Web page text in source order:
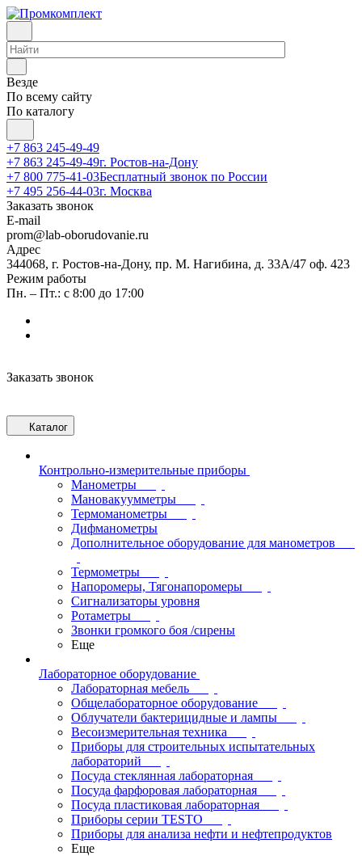
Везде
По всему сайту
По каталогу
+7 863 245-49-49
+7 863 245-49-49г. Ростов-на-Дону
+7 800 775-41-03Бесплатный звонок по России
+7 495 256-44-03г. Москва
Заказать звонок
E-mail
prom@lab-oborudovanie.ru
Адрес
344068, г. Ростов-на-Дону, пр. М. Нагибина, д. 33А/47 оф. 423
Режим работы
Пн. – Пт.: с 8:00 до 17:00
Заказать звонок
Каталог
Контрольно-измерительные приборы
Манометры
Мановакуумметры
Термоманометры
Дифманометры
Дополнительное оборудование для манометров
Термометры
Напоромеры, Тягонапоромеры
Сигнализаторы уровня
Ротаметры
Звонки громкого боя /сирены
Еще
Лабораторное оборудование
Лабораторная мебель
Общелабораторное оборудование
Облучатели бактерицидные и лампы
Весоизмерительная техника
Приборы для строительных испытательных
лабораторий
Посуда стеклянная лабораторная
Посуда фарфоровая лабораторная
Посуда пластиковая лабораторная
Приборы серии TESTO
Приборы для анализа нефти и нефтепродуктов
Еще